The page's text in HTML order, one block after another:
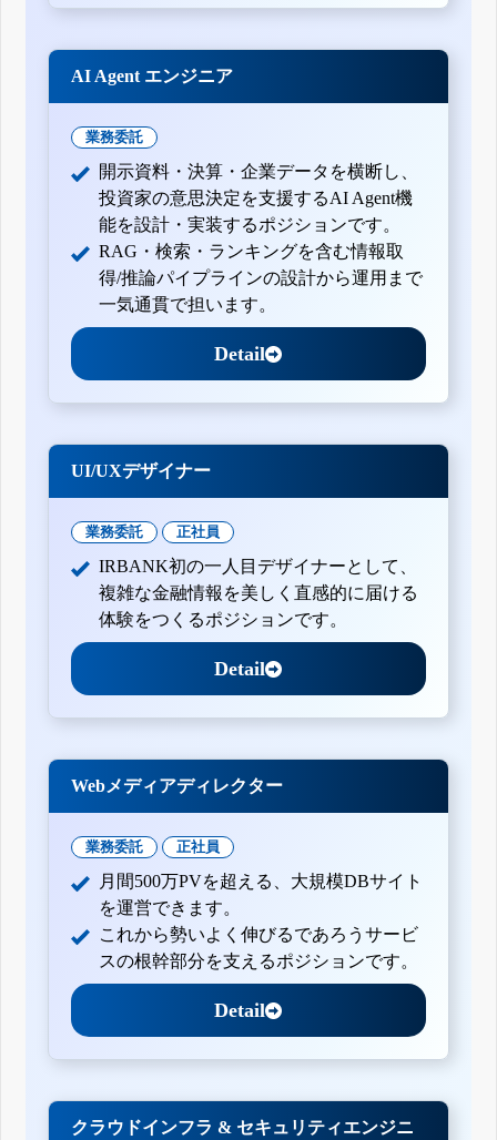
AI Agent エンジニア
業務委託
開示資料・決算・企業データを横断し、
投資家の意思決定を支援するAI Agent機
能を設計・実装するポジションです。
RAG・検索・ランキングを含む情報取
得/推論パイプラインの設計から運用まで
一気通貫で担います。
Detail
UI/UXデザイナー
業務委託 正社員
IRBANK初の一人目デザイナーとして、
複雑な金融情報を美しく直感的に届ける
体験をつくるポジションです。
Detail
Webメディアディレクター
業務委託 正社員
月間500万PVを超える、大規模DBサイト
を運営できます。
これから勢いよく伸びるであろうサービ
スの根幹部分を支えるポジションです。
Detail
クラウドインフラ & セキュリティエンジニ